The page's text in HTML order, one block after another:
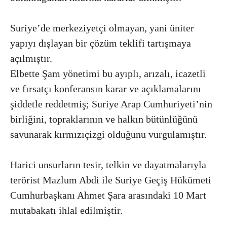
Suriye’de merkeziyetçi olmayan, yani üniter
yapıyı dışlayan bir çözüm teklifi tartışmaya
açılmıştır.
Elbette Şam yönetimi bu ayıplı, arızalı, icazetli
ve fırsatçı konferansın karar ve açıklamalarını
şiddetle reddetmiş; Suriye Arap Cumhuriyeti’nin
birliğini, topraklarının ve halkın bütünlüğünü
savunarak kırmızıçizgi olduğunu vurgulamıştır.
Harici unsurların tesir, telkin ve dayatmalarıyla
terörist Mazlum Abdi ile Suriye Geçiş Hükümeti
Cumhurbaşkanı Ahmet Şara arasındaki 10 Mart
mutabakatı ihlal edilmiştir.